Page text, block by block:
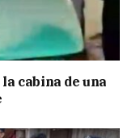
cabina de una